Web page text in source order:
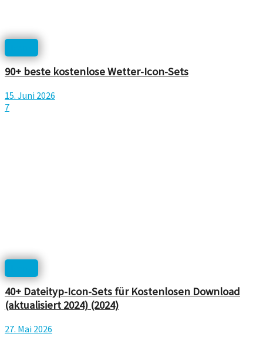
90+ beste kostenlose Wetter-Icon-Sets
15. Juni 2026
7
40+ Dateityp-Icon-Sets für Kostenlosen Download
(aktualisiert 2024) (2024)
27. Mai 2026